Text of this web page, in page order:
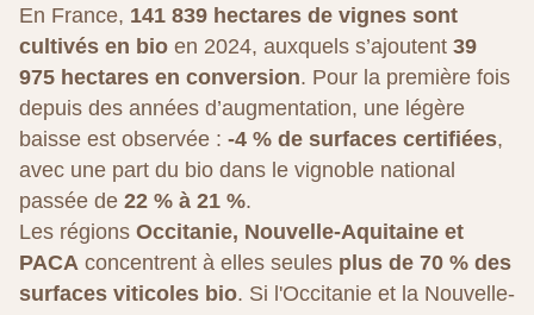
En France, 141 839 hectares de vignes sont
cultivés en bio en 2024, auxquels s’ajoutent 39
975 hectares en conversion. Pour la première fois
depuis des années d’augmentation, une légère
baisse est observée : -4 % de surfaces certifiées,
avec une part du bio dans le vignoble national
passée de 22 % à 21 %.
Les régions Occitanie, Nouvelle-Aquitaine et
PACA concentrent à elles seules plus de 70 % des
surfaces viticoles bio. Si l'Occitanie et la Nouvelle-